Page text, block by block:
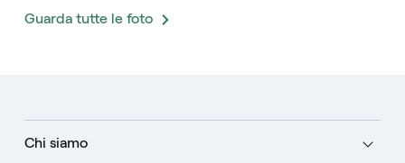
Guarda tutte le foto
Chi siamo